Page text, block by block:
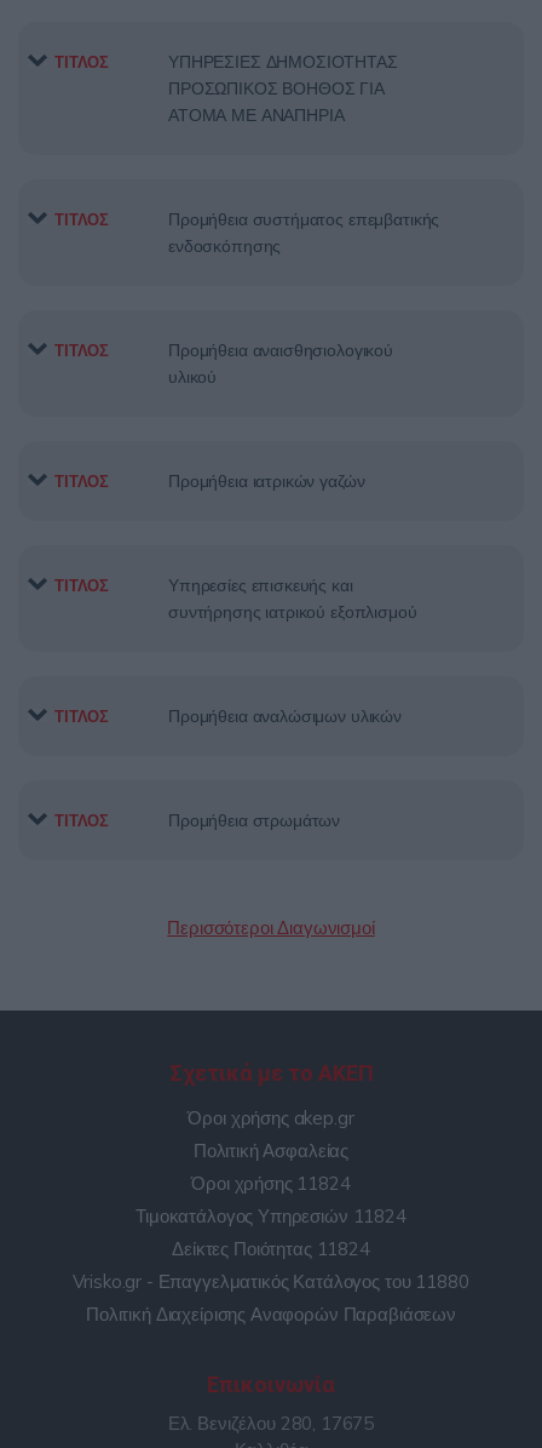
ΤΙΤΛΟΣ
ΥΠΗΡΕΣΙΕΣ ΔΗΜΟΣΙΟΤΗΤΑΣ
ΠΡΟΣΩΠΙΚΟΣ ΒΟΗΘΟΣ ΓΙΑ
ΑΤΟΜΑ ΜΕ ΑΝΑΠΗΡΙΑ
ΤΙΤΛΟΣ
Προμήθεια συστήματος επεμβατικής
ενδοσκόπησης
ΤΙΤΛΟΣ
Προμήθεια αναισθησιολογικού
υλικού
ΤΙΤΛΟΣ Προμήθεια ιατρικών γαζών
ΤΙΤΛΟΣ
Υπηρεσίες επισκευής και
συντήρησης ιατρικού εξοπλισμού
ΤΙΤΛΟΣ Προμήθεια αναλώσιμων υλικών
ΤΙΤΛΟΣ Προμήθεια στρωμάτων
Περισσότεροι Διαγωνισμοί
Σχετικά με το ΑΚΕΠ
Όροι χρήσης akep.gr
Πολιτική Ασφαλείας
Όροι χρήσης 11824
Τιμοκατάλογος Υπηρεσιών 11824
Δείκτες Ποιότητας 11824
Vrisko.gr - Επαγγελματικός Κατάλογος του 11880
Πολιτική Διαχείρισης Αναφορών Παραβιάσεων
Επικοινωνία
Ελ. Βενιζέλου 280, 17675